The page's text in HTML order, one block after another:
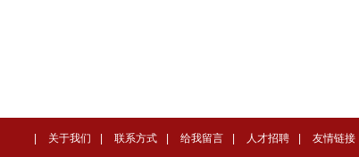
关于我们 联系方式 给我留言 人才招聘 友情链接